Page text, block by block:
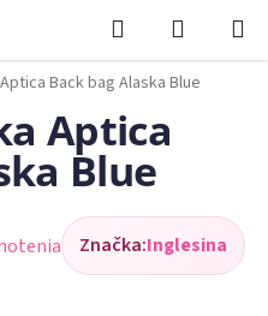
Hľadať
KOŠÍK
Back bag Alaska Blue
Aptica
Blue
Značka:Inglesina